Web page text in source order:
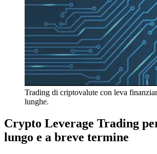
Trading di criptovalute con leva
lunghe.
Crypto Leverage Trading
lungo e a breve termine